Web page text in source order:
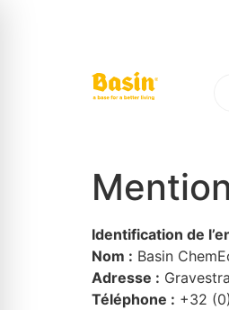
Identification de
Nom : Basin
Adresse :
Téléphone : +32